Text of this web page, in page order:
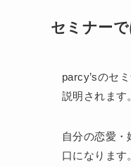
セミナー
parcy’sのセ
説明されます
自分の恋愛
口になります